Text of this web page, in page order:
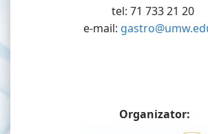
tel: 71 733 21 20
e-mail:
Organizator: